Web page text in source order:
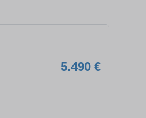
5.490 €